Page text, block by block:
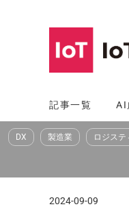
へ
ス
記事一覧 AI
DX 製造業 ロジステ
2024-09-09